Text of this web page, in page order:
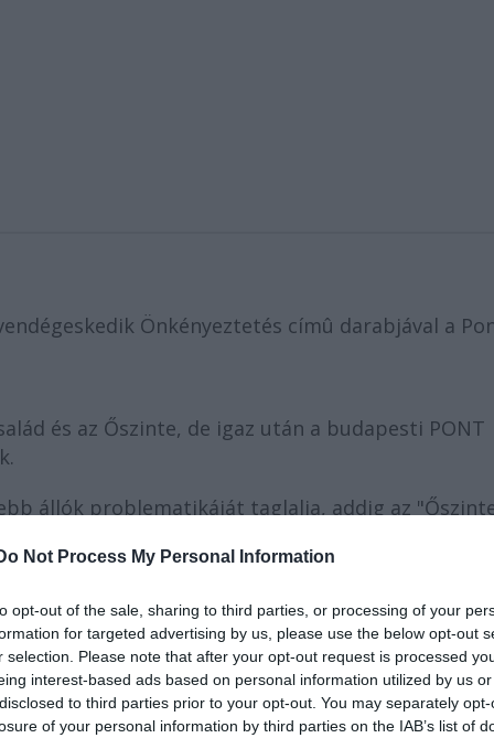
Not Process My Personal Information
opt-out of the sale, sharing to third parties, or processing of your
for targeted advertising by us, please use the below opt-out
selection. Please note that after your opt-out request is processed
interest-based ads based on personal information utilized by us
to third parties prior to your opt-out. You may separately
of your personal information by third parties on the IAB’s list of
Önkényeztetés címû darabjával a
és az Őszinte, de igaz után a budapesti PONT
állók problematikáját taglalja, addig az
A trilógia befejező része egy újabb
kapcsolatait vizsgálja.
vizsgálja különböző történelmi
annak a tételnek a valódiságát, miszerint a
jelenti az emberek és szervezeteik közötti
bármely pillanatában.